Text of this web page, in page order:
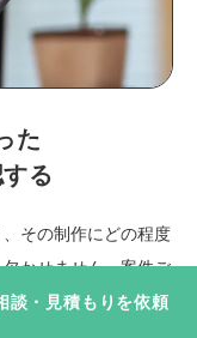
た
る
その制作にどの程度
かせません。案件ご
予算帯に近い事例を
談・見積もりを依頼